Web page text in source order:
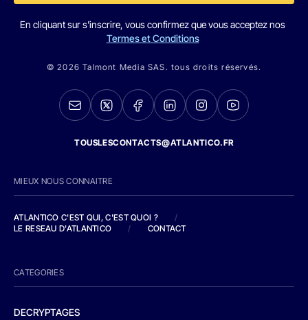
En cliquant sur s'inscrire, vous confirmez que vous acceptez nos
Termes et Conditions
© 2026 Talmont Media SAS. tous droits réservés.
TOUSLESCONTACTS@ATLANTICO.FR
MIEUX NOUS CONNAITRE
ATLANTICO C'EST QUI, C'EST QUOI ?
/
LE RESEAU D'ATLANTICO
/ CONTACT
CATEGORIES
DECRYPTAGES